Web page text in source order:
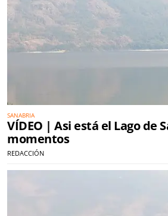
SANABRIA
VÍDEO | Asi está el Lago de
momentos
REDACCIÓN